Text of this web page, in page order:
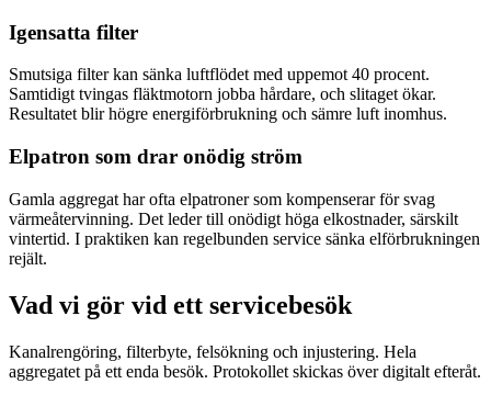
Igensatta filter
Smutsiga filter kan sänka luftflödet med uppemot 40 procent.
Samtidigt tvingas fläktmotorn jobba hårdare, och slitaget ökar.
Resultatet blir högre energiförbrukning och sämre luft inomhus.
Elpatron som drar onödig ström
Gamla aggregat har ofta elpatroner som kompenserar för svag
värmeåtervinning. Det leder till onödigt höga elkostnader, särskilt
vintertid. I praktiken kan regelbunden service sänka elförbrukningen
rejält.
Vad vi gör vid ett servicebesök
Kanalrengöring, filterbyte, felsökning och injustering. Hela
aggregatet på ett enda besök. Protokollet skickas över digitalt efteråt.